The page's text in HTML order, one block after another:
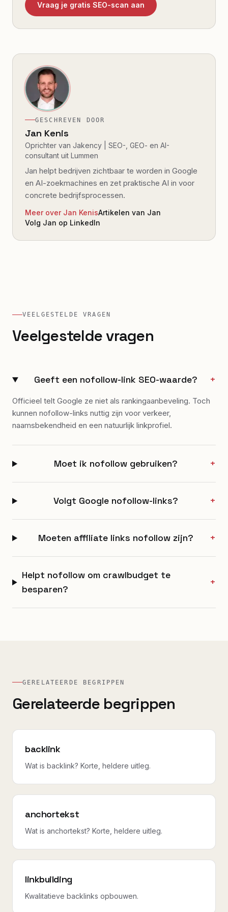
Vraag je gratis SEO-scan aan
GESCHREVEN DOOR
Jan Kenis
Oprichter van Jakency | SEO-, GEO- en AI-
consultant uit Lummen
Jan helpt bedrijven zichtbaar te worden in Google
en AI-zoekmachines en zet praktische AI in voor
concrete bedrijfsprocessen.
Meer over Jan KenisArtikelen van Jan
Volg Jan op LinkedIn
VEELGESTELDE VRAGEN
Veelgestelde vragen
Geeft een nofollow-link SEO-waarde? +
Officieel telt Google ze niet als rankingaanbeveling. Toch
kunnen nofollow-links nuttig zijn voor verkeer,
naamsbekendheid en een natuurlijk linkprofiel.
Moet ik nofollow gebruiken? +
Volgt Google nofollow-links? +
Moeten affiliate links nofollow zijn? +
Helpt nofollow om crawlbudget te
besparen?
+
GERELATEERDE BEGRIPPEN
Gerelateerde begrippen
backlink
Wat is backlink? Korte, heldere uitleg.
anchortekst
Wat is anchortekst? Korte, heldere uitleg.
linkbuilding
Kwalitatieve backlinks opbouwen.